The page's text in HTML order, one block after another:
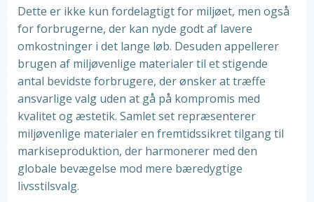
Dette er ikke kun fordelagtigt for miljøet, men også
for forbrugerne, der kan nyde godt af lavere
omkostninger i det lange løb. Desuden appellerer
brugen af miljøvenlige materialer til et stigende
antal bevidste forbrugere, der ønsker at træffe
ansvarlige valg uden at gå på kompromis med
kvalitet og æstetik. Samlet set repræsenterer
miljøvenlige materialer en fremtidssikret tilgang til
markiseproduktion, der harmonerer med den
globale bevægelse mod mere bæredygtige
livsstilsvalg.